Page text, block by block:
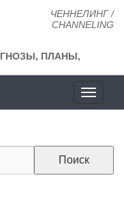
ЧЕННЕЛИНГ /
CHANNELING
ПЛАНЫ,
сайта